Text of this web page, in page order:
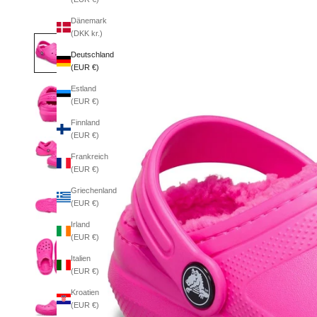
Dänemark
(DKK kr.)
Deutschland
(EUR €)
Estland
(EUR €)
Finnland
(EUR €)
Frankreich
(EUR €)
Griechenland
(EUR €)
Irland
(EUR €)
Italien
(EUR €)
Kroatien
(EUR €)